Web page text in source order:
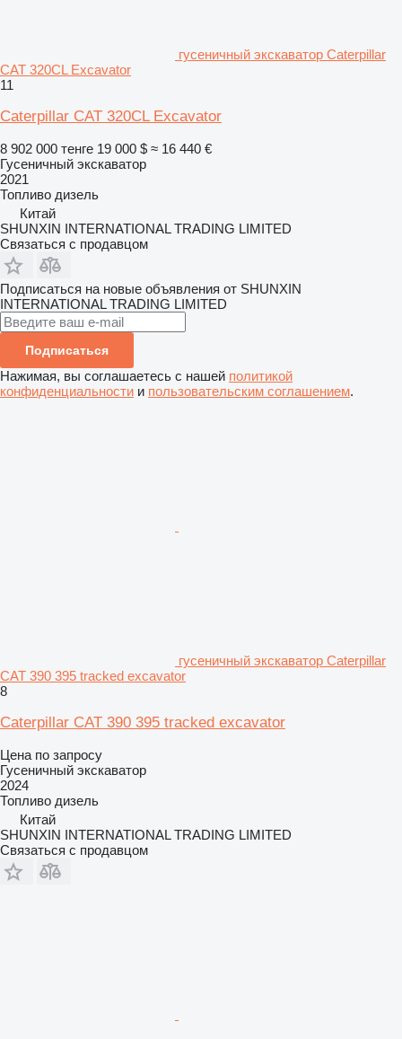
гусеничный экскаватор Caterpillar
CAT 320CL Excavator
11
Caterpillar CAT 320CL Excavator
8 902 000 тенге 19 000 $ ≈ 16 440 €
Гусеничный экскаватор
2021
Топливо дизель
Китай
SHUNXIN INTERNATIONAL TRADING LIMITED
Связаться с продавцом
Подписаться на новые объявления от SHUNXIN
INTERNATIONAL TRADING LIMITED
Подписаться
Нажимая, вы соглашаетесь с нашей политикой
конфиденциальности и пользовательским соглашением.
гусеничный экскаватор Caterpillar
CAT 390 395 tracked excavator
8
Caterpillar CAT 390 395 tracked excavator
Цена по запросу
Гусеничный экскаватор
2024
Топливо дизель
Китай
SHUNXIN INTERNATIONAL TRADING LIMITED
Связаться с продавцом